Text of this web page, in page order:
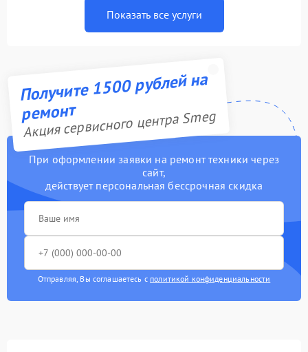
Показать все услуги
Получите 1500 рублей на
ремонт
Акция сервисного центра Smeg
При оформлении заявки на ремонт техники через
сайт,
действует персональная бессрочная скидка
Отправляя, Вы соглашаетесь с политикой конфиденциальности